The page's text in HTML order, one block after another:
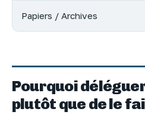
Papiers / Archives
Pourquoi
plutôt que de le